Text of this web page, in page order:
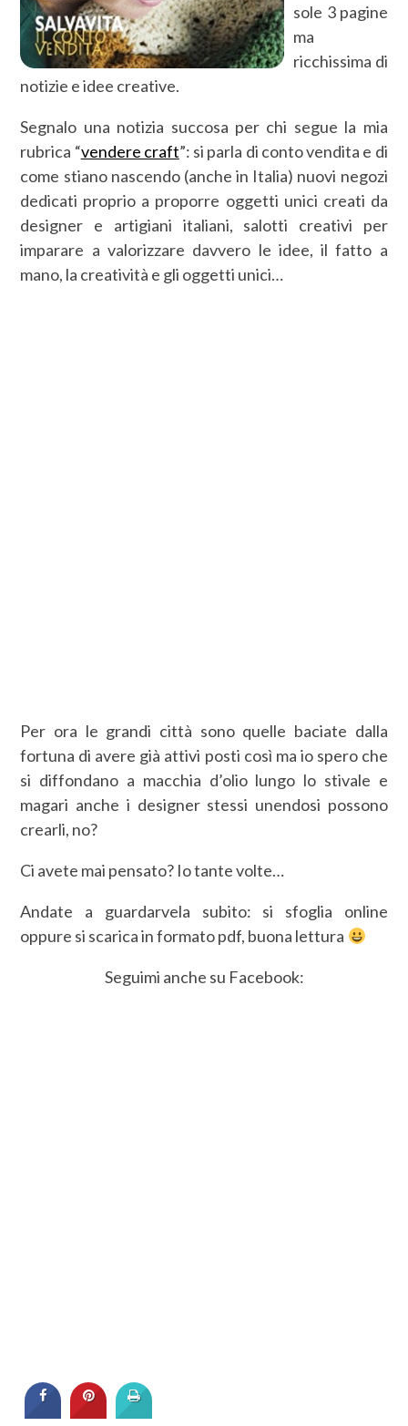
sole 3 pagine
ma
ricchissima di
notizie e idee creative.
Segnalo una notizia succosa per chi segue la mia
rubrica “vendere craft”: si parla di conto vendita e di
come stiano nascendo (anche in Italia) nuovi negozi
dedicati proprio a proporre oggetti unici creati da
designer e artigiani italiani, salotti creativi per
imparare a valorizzare davvero le idee, il fatto a
mano, la creatività e gli oggetti unici…
Per ora le grandi città sono quelle baciate dalla
fortuna di avere già attivi posti così ma io spero che
si diffondano a macchia d’olio lungo lo stivale e
magari anche i designer stessi unendosi possono
crearli, no?
Ci avete mai pensato? Io tante volte…
Andate a guardarvela subito: si sfoglia online
oppure si scarica in formato pdf, buona lettura
Seguimi anche su Facebook: